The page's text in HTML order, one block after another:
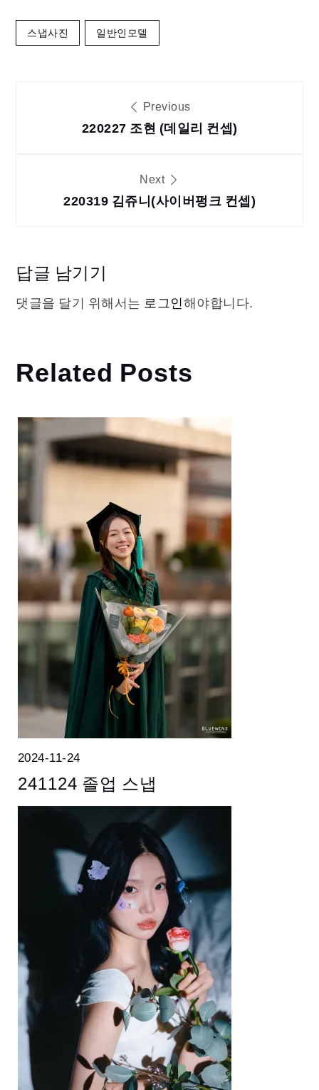
스냅사진 일반인모델
Previous
220227 조현 (데일리 컨셉)
Next
220319 김쥬니(사이버펑크 컨셉)
답글 남기기
댓글을 달기 위해서는 로그인해야합니다.
Related Posts
2024-11-24
241124 졸업 스냅